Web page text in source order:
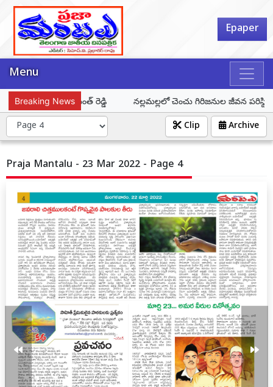
Epaper
Menu
Breaking News
సీఎం రేవంత్ రెడ్డి నల్లమల్లలో చెంచు గిరిజనుల జీవన
Archive
Clip
Praja Mantalu - 23 Mar 2022 - Page 4